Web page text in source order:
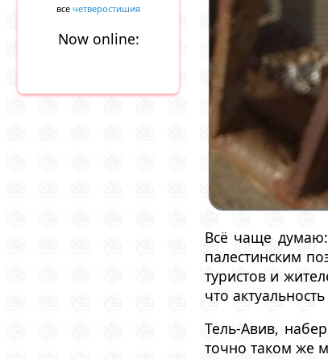
все четверостишия
Now online:
Всё чаще думаю:
палестинским
туристов и
что
Тель-Авив,
точно таком же